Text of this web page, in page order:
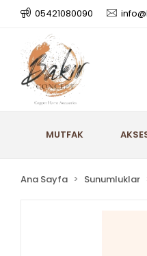
05421080090
MUTFAK
Ana Sayfa Sunumluklar